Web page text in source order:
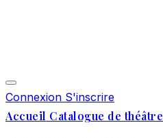
Connexion S'inscrire
Accueil Catalogue de théâtre